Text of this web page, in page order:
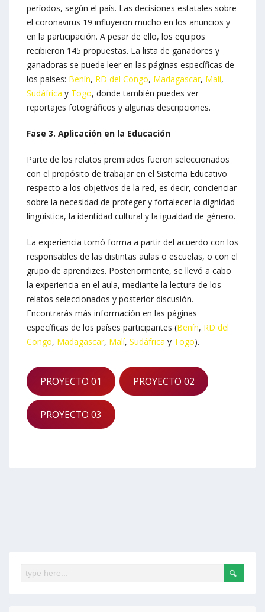
períodos, según el país. Las decisiones estatales sobre
el coronavirus 19 influyeron mucho en los anuncios y
en la participación. A pesar de ello, los equipos
recibieron 145 propuestas. La lista de ganadores y
ganadoras se puede leer en las páginas específicas de
los países: Benín, RD del Congo, Madagascar, Malí,
Sudáfrica y Togo, donde también puedes ver
reportajes fotográficos y algunas descripciones.
Fase 3. Aplicación en la Educación
Parte de los relatos premiados fueron seleccionados
con el propósito de trabajar en el Sistema Educativo
respecto a los objetivos de la red, es decir, concienciar
sobre la necesidad de proteger y fortalecer la dignidad
lingüística, la identidad cultural y la igualdad de género.
La experiencia tomó forma a partir del acuerdo con los
responsables de las distintas aulas o escuelas, o con el
grupo de aprendizes. Posteriormente, se llevó a cabo
la experiencia en el aula, mediante la lectura de los
relatos seleccionados y posterior discusión.
Encontrarás más información en las páginas
específicas de los países participantes (Benín, RD del
Congo, Madagascar, Malí, Sudáfrica y Togo).
PROYECTO 01 PROYECTO 02
PROYECTO 03